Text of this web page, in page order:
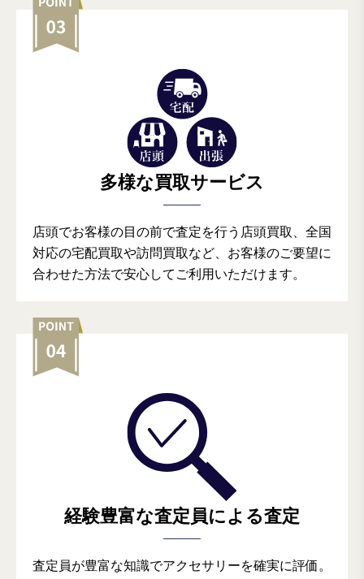
多様な買取サービス
店頭でお客様の目の前で査定を行う店頭買取、全国
対応の宅配買取や訪問買取など、お客様のご要望に
合わせた方法で安心してご利用いただけます。
経験豊富な査定員による査定
査定員が豊富な知識でアクセサリーを確実に評価。